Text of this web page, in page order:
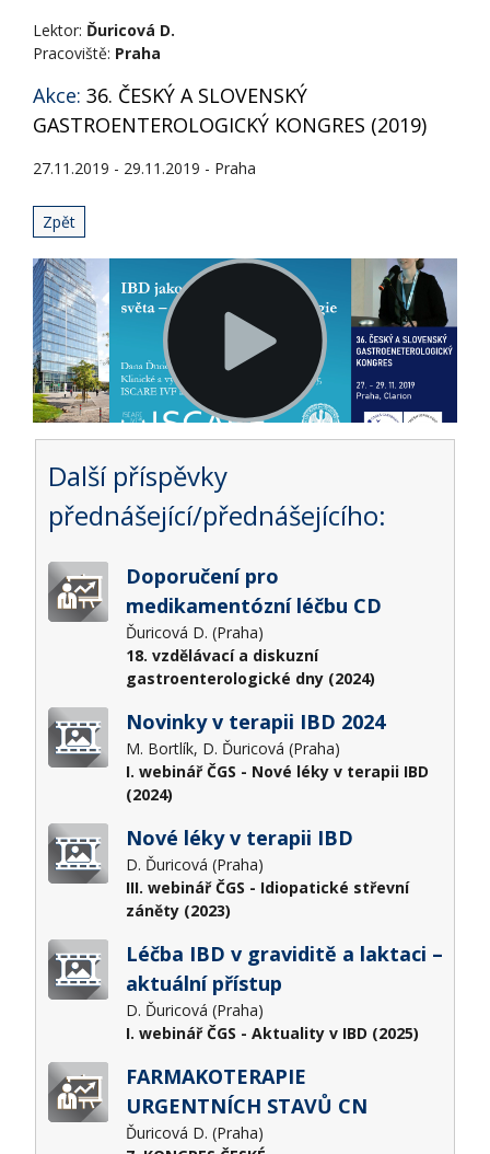
Lektor: Ďuricová D.
Pracoviště: Praha
Akce: 36. ČESKÝ A SLOVENSKÝ
GASTROENTEROLOGICKÝ KONGRES (2019)
27.11.2019 - 29.11.2019 - Praha
Zpět
Další příspěvky
přednášející/přednášejícího:
Doporučení pro
medikamentózní léčbu CD
Ďuricová D. (Praha)
18. vzdělávací a diskuzní
gastroenterologické dny (2024)
Novinky v terapii IBD 2024
M. Bortlík, D. Ďuricová (Praha)
I. webinář ČGS - Nové léky v terapii IBD
(2024)
Nové léky v terapii IBD
D. Ďuricová (Praha)
III. webinář ČGS - Idiopatické střevní
záněty (2023)
Léčba IBD v graviditě a laktaci –
aktuální přístup
D. Ďuricová (Praha)
I. webinář ČGS - Aktuality v IBD (2025)
FARMAKOTERAPIE
URGENTNÍCH STAVŮ CN
Ďuricová D. (Praha)